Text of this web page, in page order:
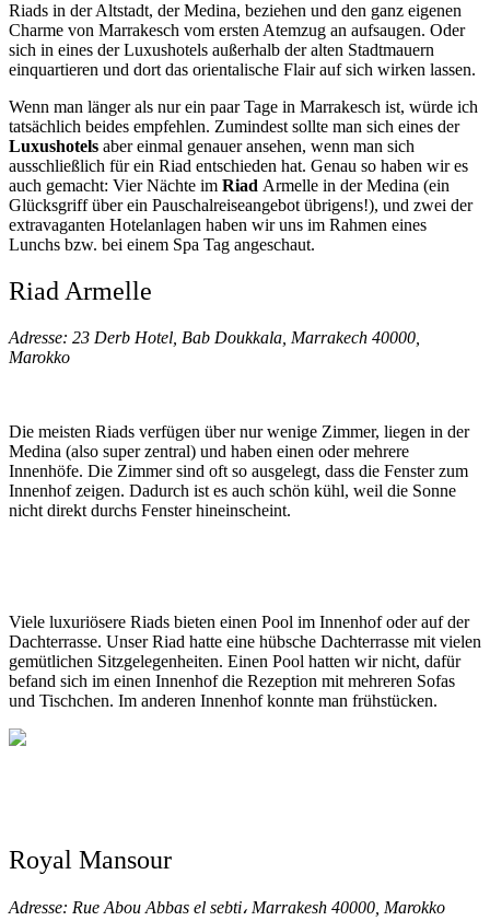
Riads in der Altstadt, der Medina, beziehen und den ganz eigenen
Charme von Marrakesch vom ersten Atemzug an aufsaugen. Oder
sich in eines der Luxushotels außerhalb der alten Stadtmauern
einquartieren und dort das orientalische Flair auf sich wirken lassen.
Wenn man länger als nur ein paar Tage in Marrakesch ist, würde ich
tatsächlich beides empfehlen. Zumindest sollte man sich eines der
Luxushotels aber einmal genauer ansehen, wenn man sich
ausschließlich für ein Riad entschieden hat. Genau so haben wir es
auch gemacht: Vier Nächte im Riad Armelle in der Medina (ein
Glücksgriff über ein Pauschalreiseangebot übrigens!), und zwei der
extravaganten Hotelanlagen haben wir uns im Rahmen eines
Lunchs bzw. bei einem Spa Tag angeschaut.
Riad Armelle
Adresse: 23 Derb Hotel, Bab Doukkala, Marrakech 40000,
Marokko
Die meisten Riads verfügen über nur wenige Zimmer, liegen in der
Medina (also super zentral) und haben einen oder mehrere
Innenhöfe. Die Zimmer sind oft so ausgelegt, dass die Fenster zum
Innenhof zeigen. Dadurch ist es auch schön kühl, weil die Sonne
nicht direkt durchs Fenster hineinscheint.
Viele luxuriösere Riads bieten einen Pool im Innenhof oder auf der
Dachterrasse. Unser Riad hatte eine hübsche Dachterrasse mit vielen
gemütlichen Sitzgelegenheiten. Einen Pool hatten wir nicht, dafür
befand sich im einen Innenhof die Rezeption mit mehreren Sofas
und Tischchen. Im anderen Innenhof konnte man frühstücken.
Royal Mansour
Adresse: Rue Abou Abbas el sebti، Marrakesh 40000, Marokko